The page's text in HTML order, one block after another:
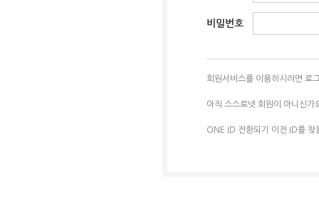
비밀번호
회원서비스를 이용하시려면 로
아직 스스로넷 회원이 아니신가
ONE ID 전환되기 이전 ID를 찾